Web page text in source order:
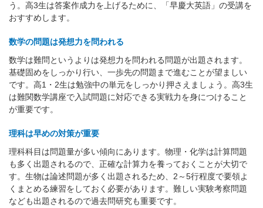
う。高3生は答案作成力を上げるために、「早慶大英語」の受講を
おすすめします。
数学の問題は発想力を問われる
数学は難問というよりは発想力を問われる問題が出題されます。
基礎固めをしっかり行い、一歩先の問題まで進むことが望ましい
です。高1・2生は勉強中の単元をしっかり押さえましょう。高3生
は難関数学講座で入試問題に対応できる実戦力を身につけること
が重要です。
理科は早めの対策が重要
理科科目は問題量が多い傾向にあります。物理・化学は計算問題
も多く出題されるので、正確な計算力を養っておくことが大切で
す。生物は論述問題が多く出題されるため、2～5行程度で要領よ
くまとめる練習をしておく必要があります。難しい実験考察問題
なども出題されるので過去問研究も重要です。